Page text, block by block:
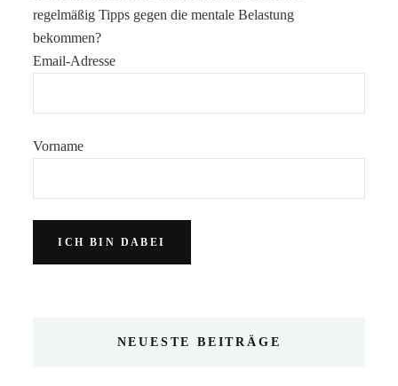
regelmäßig Tipps gegen die mentale Belastung
bekommen?
Email-Adresse
Vorname
NEUESTE BEITRÄGE